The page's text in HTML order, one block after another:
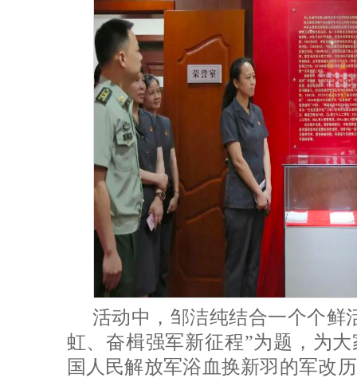
活动中，邹洁纯结合一个个鲜
虹、奋楫强军新征程”为题，为
国人民解放军浴血换新羽的军改